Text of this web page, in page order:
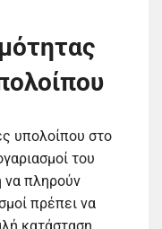
υπολοίπου στο
του
να πληρούν
πρέπει να